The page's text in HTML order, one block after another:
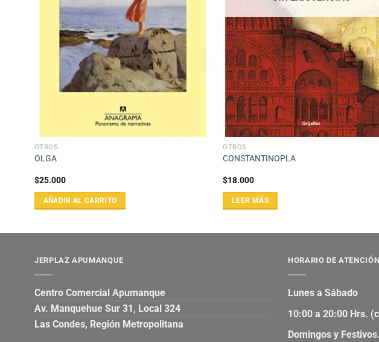
OTROS
OLGA
$25.000
AÑADIR AL CARRITO
OTROS
CONSTANTINOPLA
$18.000
LEER MÁS
JERPLAZ APUMANQUE
Centro Comercial Apumanque
Av. Manquehue Sur 31, Local 324
Las Condes, Región Metropolitana
HORARIO DE ATENCIÓN
Lunes a Sábado
10:00 a 20:00 Hrs.
Domingos y Festivos.